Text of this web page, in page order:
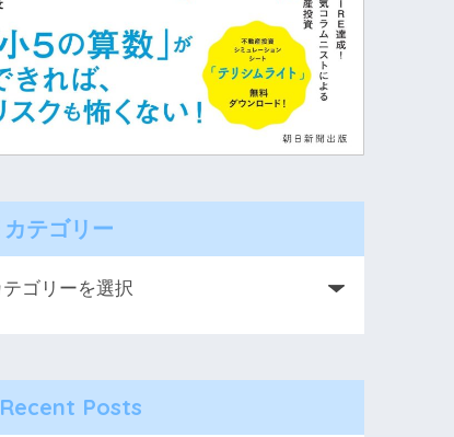
カテゴリー
Recent Posts